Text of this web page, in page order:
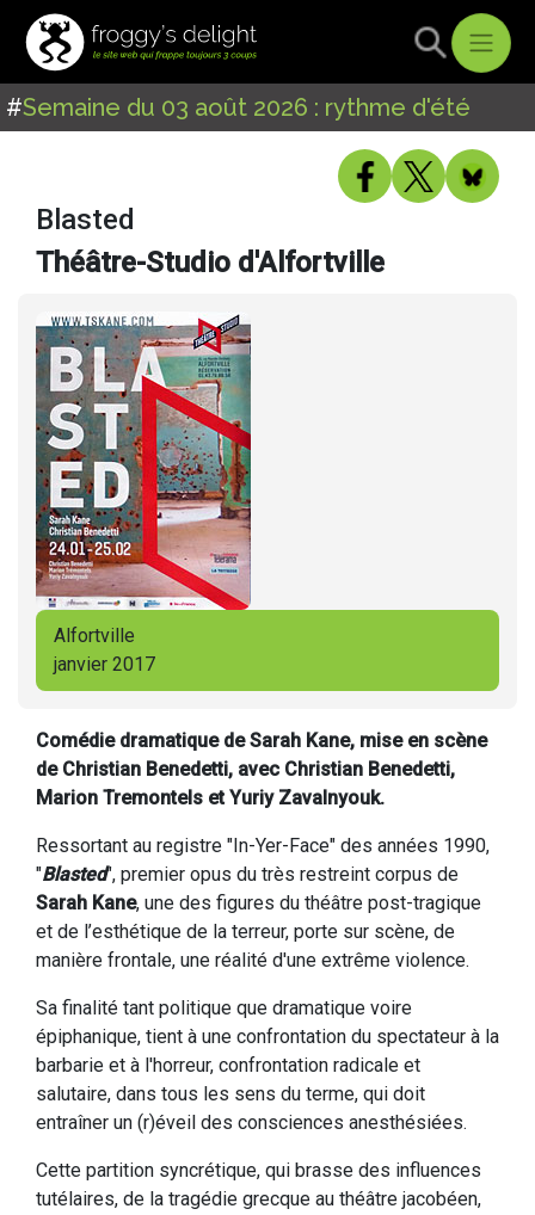
#Semaine du 03 août 2026 : rythme d'été
Blasted
Théâtre-Studio d'Alfortville
Alfortville
janvier 2017
Comédie dramatique de Sarah Kane, mise en scène
de Christian Benedetti, avec Christian Benedetti,
Marion Tremontels et Yuriy Zavalnyouk.
Ressortant au registre "In-Yer-Face" des années 1990,
"Blasted", premier opus du très restreint corpus de
Sarah Kane, une des figures du théâtre post-tragique
et de l’esthétique de la terreur, porte sur scène, de
manière frontale, une réalité d'une extrême violence.
Sa finalité tant politique que dramatique voire
épiphanique, tient à une confrontation du spectateur à la
barbarie et à l'horreur, confrontation radicale et
salutaire, dans tous les sens du terme, qui doit
entraîner un (r)éveil des consciences anesthésiées.
Cette partition syncrétique, qui brasse des influences
tutélaires, de la tragédie grecque au théâtre jacobéen,